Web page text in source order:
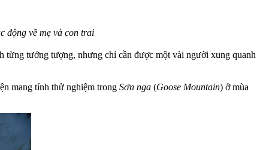
động về mẹ và con trai
từng tưởng tượng, nhưng chỉ cần được một vài người xung quanh
mang tính thử nghiệm trong Sơn nga (Goose Mountain) ở mùa